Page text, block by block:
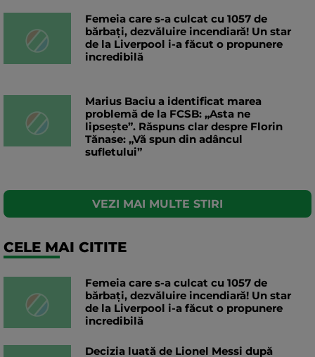
Femeia care s-a culcat cu 1057 de
bărbați, dezvăluire incendiară! Un star
de la Liverpool i-a făcut o propunere
incredibilă
Marius Baciu a identificat marea
problemă de la FCSB: „Asta ne
lipsește”. Răspuns clar despre Florin
Tănase: „Vă spun din adâncul
sufletului”
VEZI MAI MULTE STIRI
CELE MAI CITITE
Femeia care s-a culcat cu 1057 de
bărbați, dezvăluire incendiară! Un star
de la Liverpool i-a făcut o propunere
incredibilă
Decizia luată de Lionel Messi după